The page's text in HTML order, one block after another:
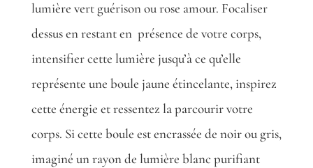
lumière vert guérison ou rose amour. Focaliser
dessus en restant en présence de votre corps,
intensifier cette lumière jusqu’à ce qu’elle
représente une boule jaune étincelante, inspirez
cette énergie et ressentez la parcourir votre
corps. Si cette boule est encrassée de noir ou gris,
imaginé un rayon de lumière blanc purifiant